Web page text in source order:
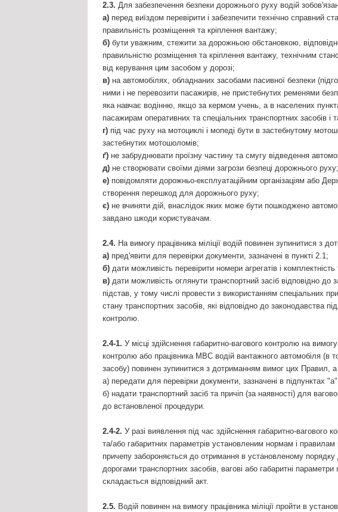
2.3. Для забезпечення безпеки дорожнього руху водій
а) перед виїздом перевірити і забезпечити технічно справний
правильність розміщення та кріплення вантажу;
б) бути уважним, стежити за дорожньою обстановкою,
правильністю розміщення та кріплення вантажу, технічним
від керування цим засобом у дорозі;
в) на автомобілях, обладнаних засобами пасивної безпеки
ними і не перевозити пасажирів, не пристебнутих ременями
яка навчає водінню, якщо за кермом учень, а в населених
пасажирам оперативних та спеціальних транспортних засобів і
г) під час руху на мотоциклі і мопеді бути в застебнутому
застебнутих мотошоломів;
ґ) не забруднювати проїзну частину та смугу відведення
д) не створювати своїми діями загрози безпеці дорожнього руху;
е) повідомляти дорожньо-експлуатаційним організаціям або
створення перешкод для дорожнього руху;
є) не вчиняти дій, внаслідок яких може бути пошкоджено
завдано шкоди користувачам.
2.4. На вимогу працівника міліції водій повинен зупинитися з
а) пред'явити для перевірки документи, зазначені в пункті 2.1;
б) дати можливість перевірити номери агрегатів і
в) дати можливість оглянути транспортний засіб відповідно до
підстав, у тому числі провести з використанням спеціальних
стану транспортних засобів, які відповідно до законодавства
контролю.
2.4-1. У місці здійснення габаритно-вагового контролю на
контролю або працівника МВС водій вантажного автомобіля (в
засобу) повинен зупинитися з дотриманням вимог цих Правил,
а) передати для перевірки документи, зазначені в підпунктах
б) надати транспортний засіб та причіп (за наявності) для
до встановленої процедури.
2.4-2. У разі виявлення під час здійснення габаритно-вагового
та/або габаритних параметрів установленим нормам і правилам
причепу забороняється до отримання в установленому
дорогами транспортних засобів, вагові або габаритні
складається відповідний акт.
2.5. Водій повинен на вимогу працівника міліції пройти в